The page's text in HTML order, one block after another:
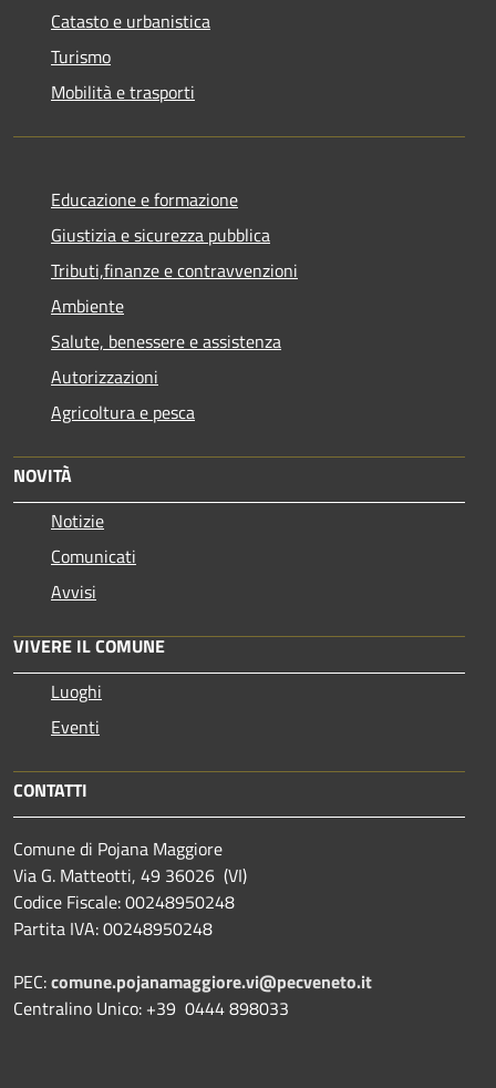
Catasto e urbanistica
Turismo
Mobilità e trasporti
Educazione e formazione
Giustizia e sicurezza pubblica
Tributi,finanze e contravvenzioni
Ambiente
Salute, benessere e assistenza
Autorizzazioni
Agricoltura e pesca
NOVITÀ
Notizie
Comunicati
Avvisi
VIVERE IL COMUNE
Luoghi
Eventi
CONTATTI
Comune di Pojana Maggiore
Via G. Matteotti, 49 36026 (VI)
Codice Fiscale: 00248950248
Partita IVA: 00248950248
PEC:comune.pojanamaggiore.vi@pecveneto.it
Centralino Unico: +39 0444 898033